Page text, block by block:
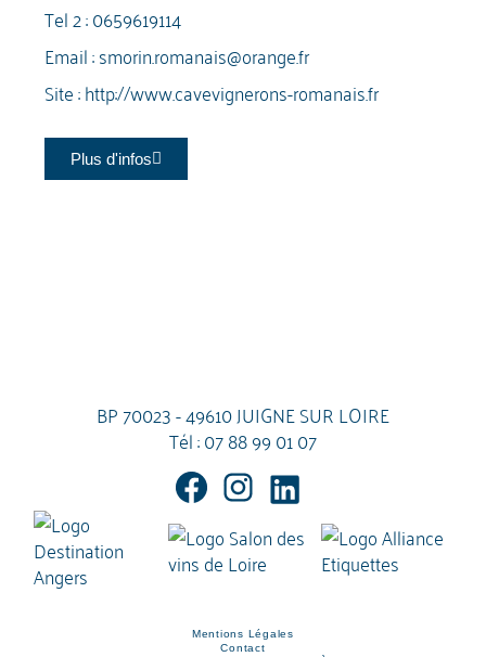
Tel 2 :0659619114
Email :smorin.romanais@orange.fr
Site :http://www.cavevignerons-romanais.fr
Plus d'infos
BP 70023 - 49610 JUIGNE SUR LOIRE
Tél :07 88 99 01 07
Mentions Légales
Contact